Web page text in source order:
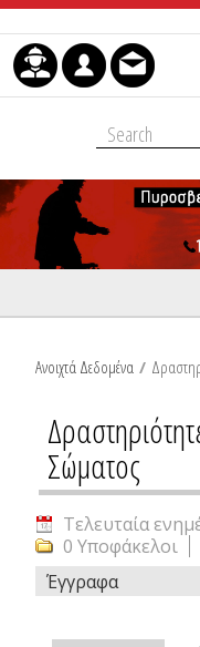
Μετάβαση στο
Ανοιχτά Δεδομένα /
Σώματος
Τελευταία
0 Υποφάκελοι
Έγγραφα